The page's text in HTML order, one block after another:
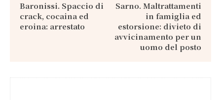
Baronissi. Spaccio di
crack, cocaina ed
eroina: arrestato
Sarno. Maltrattamenti
in famiglia ed
estorsione: divieto di
avvicinamento per un
uomo del posto